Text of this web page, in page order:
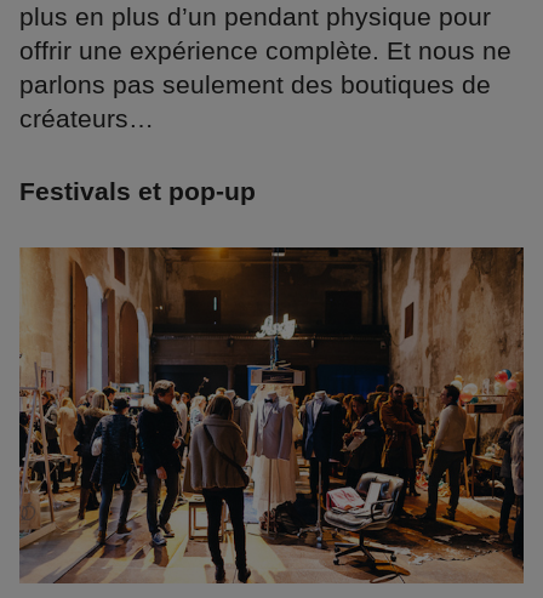
plus en plus d’un pendant physique pour
offrir une expérience complète. Et nous ne
parlons pas seulement des boutiques de
créateurs…
Festivals et pop-up